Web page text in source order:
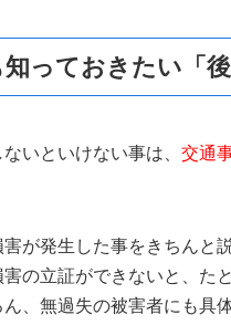
っておきたい「後
いといけない事は、 交通
が発生した事をきちんと
の立証ができないと、た
、無過失の被害者にも具